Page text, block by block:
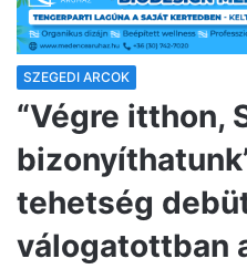
SZEGEDI ARCOK
“Végre itthon,
tehetség
válogatottban